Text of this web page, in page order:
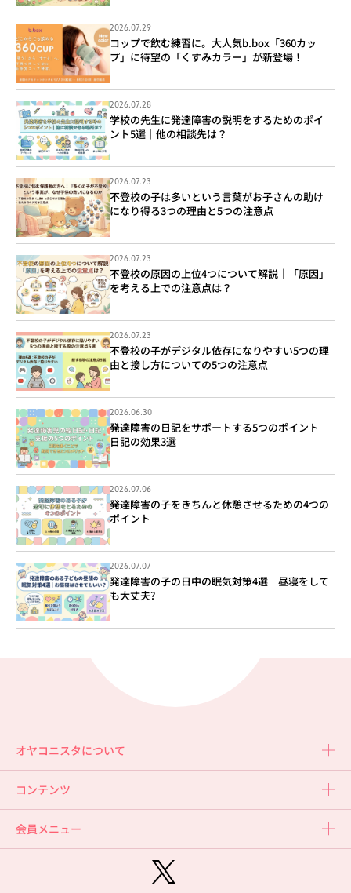
2026.07.29
コップで飲む練習に。大人気b.box「360カッ
プ」に待望の「くすみカラー」が新登場！
2026.07.28
学校の先生に発達障害の説明をするためのポイ
ント5選｜他の相談先は？
2026.07.23
不登校の子は多いという言葉がお子さんの助け
になり得る3つの理由と5つの注意点
2026.07.23
不登校の原因の上位4つについて解説｜「原因」
を考える上での注意点は？
2026.07.23
不登校の子がデジタル依存になりやすい5つの理
由と接し方についての5つの注意点
2026.06.30
発達障害の日記をサポートする5つのポイント｜
日記の効果3選
2026.07.06
発達障害の子をきちんと休憩させるための4つの
ポイント
2026.07.07
発達障害の子の日中の眠気対策4選｜昼寝をして
も大丈夫?
オヤコニスタについて
コンテンツ
会員メニュー